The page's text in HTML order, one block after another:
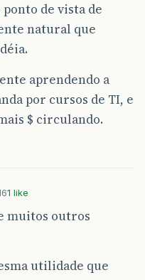
de vista de
natural que
aprendendo a
por cursos de TI, e
$ circulando.
1 like
muitos outros
utilidade que